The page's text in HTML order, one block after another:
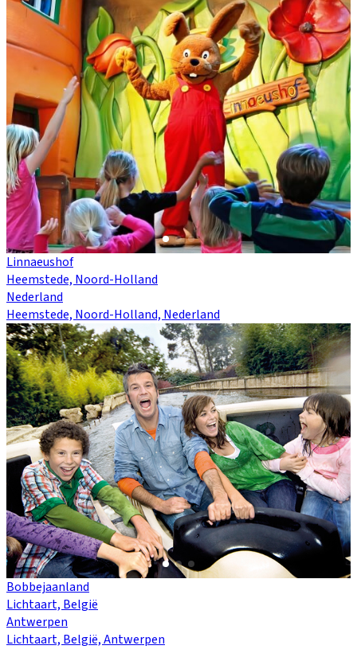
Linnaeushof
Heemstede, Noord-Holland
Nederland
Heemstede, Noord-Holland, Nederland
Bobbejaanland
Lichtaart, België
Antwerpen
Lichtaart, België, Antwerpen